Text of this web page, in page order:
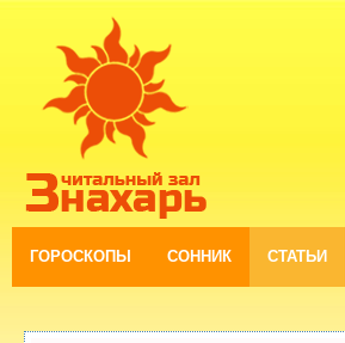
ГОРОСКОПЫ СОННИК СТАТЬИ